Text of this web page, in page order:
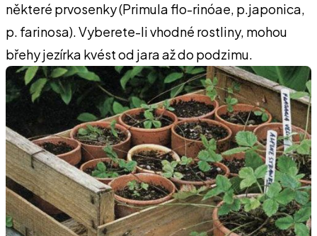
některé prvosenky (Primula flo-rinóae, p.japonica,
p. farinosa). Vyberete-li vhodné rostliny, mohou
břehy jezírka kvést od jara až do podzimu.